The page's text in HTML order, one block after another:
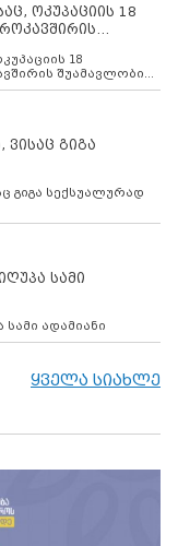
ოკუპაციის 18
18
შუამავლობით
მათი
ნაბიჯებს მათი
ვისაც გიგა
გიგა სექსუალურად
სამი
ადამიანი
ყველა სიახლე